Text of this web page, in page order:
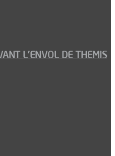
L’ENVOL DE THEMIS